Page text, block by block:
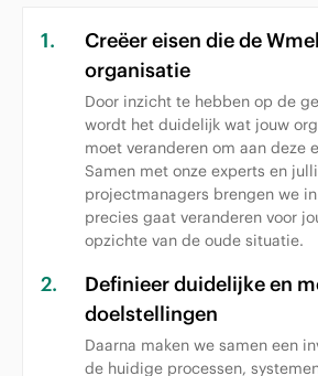
1.
Creëer eisen die de
organisatie
Door inzicht te hebben op de
wordt het duidelijk wat jouw
moet veranderen om aan deze
Samen met onze experts en
projectmanagers brengen we
precies gaat veranderen voor
opzichte van de oude situatie.
2.
Definieer duidelijke en
doelstellingen
Daarna maken we samen een
de huidige processen,